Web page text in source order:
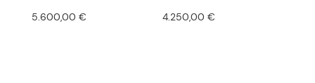
5.600,00 € 4.250,00€